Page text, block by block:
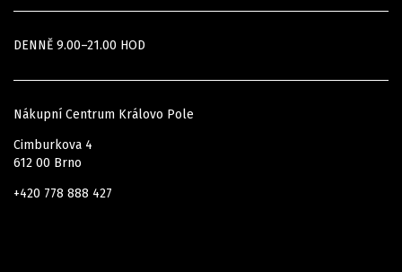
DENNĚ 9.00–21.00 HOD
Nákupní Centrum Královo Pole
Cimburkova 4
612 00 Brno
+420 778 888 427